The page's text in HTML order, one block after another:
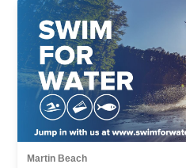
Martin Beach